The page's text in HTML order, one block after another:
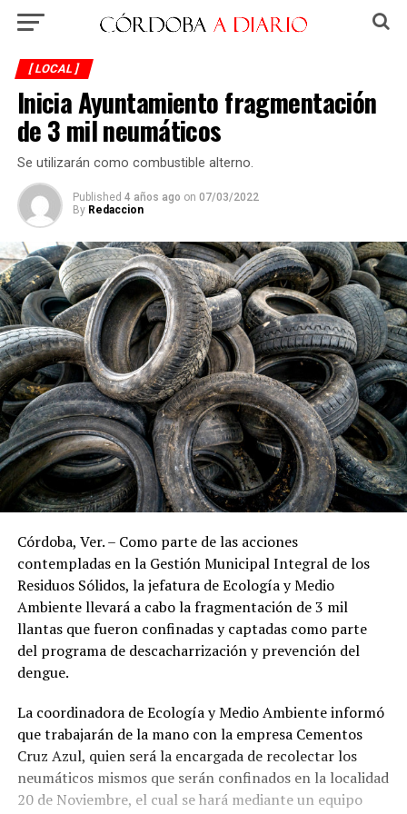
[ LOCAL ]
Inicia Ayuntamiento fragmentación
de 3 mil neumáticos
Se utilizarán como combustible alterno.
Published 4 años ago on 07/03/2022
By Redaccion
Córdoba, Ver. – Como parte de las acciones
contempladas en la Gestión Municipal Integral de los
Residuos Sólidos, la jefatura de Ecología y Medio
Ambiente llevará a cabo la fragmentación de 3 mil
llantas que fueron confinadas y captadas como parte
del programa de descacharrización y prevención del
dengue.
La coordinadora de Ecología y Medio Ambiente informó
que trabajarán de la mano con la empresa Cementos
Cruz Azul, quien será la encargada de recolectar los
neumáticos mismos que serán confinados en la localidad
20 de Noviembre, el cual se hará mediante un equipo